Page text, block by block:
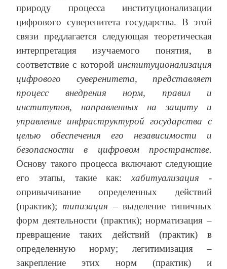
природу процесса институционализации
цифрового суверенитета государства. В этой
связи предлагается следующая теоретическая
интерпретация изучаемого понятия, в
соответствие с которой институционализация
цифрового суверенитета, представляет
процесс внедрения норм, правил и
институтов, направленных на защиту и
управление инфраструктурой государства с
целью обеспечения его независимости и
безопасности в цифровом пространстве.
Основу такого процесса включают следующие
его этапы, такие как:хабитуализация -
опривычивание определенных действий
(практик); типизация – выделение типичных
форм деятельности (практик); норматизация –
превращение таких действий (практик) в
определенную норму; легитимизация –
закрепление этих норм (практик) и